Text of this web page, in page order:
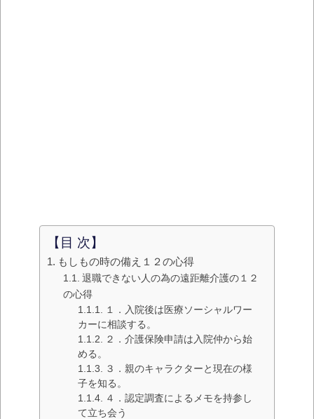
【目 次】
もしもの時の備え１２の心得
退職できない人の為の遠距離介護の１２
の心得
１．入院後は医療ソーシャルワー
カーに相談する。
２．介護保険申請は入院仲から始
める。
３．親のキャラクターと現在の様
子を知る。
４．認定調査によるメモを持参し
て立ち会う